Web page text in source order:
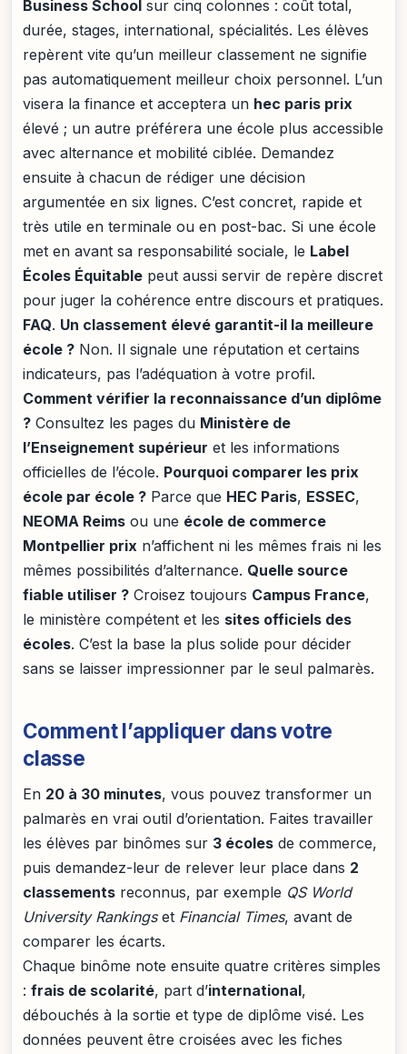
Business School sur cinq colonnes : coût total,
durée, stages, international, spécialités. Les élèves
repèrent vite qu’un meilleur classement ne signifie
pas automatiquement meilleur choix personnel. L’un
visera la finance et acceptera un hec paris prix
élevé ; un autre préférera une école plus accessible
avec alternance et mobilité ciblée. Demandez
ensuite à chacun de rédiger une décision
argumentée en six lignes. C’est concret, rapide et
très utile en terminale ou en post-bac. Si une école
met en avant sa responsabilité sociale, le Label
Écoles Équitable peut aussi servir de repère discret
pour juger la cohérence entre discours et pratiques.
FAQ. Un classement élevé garantit-il la meilleure
école ? Non. Il signale une réputation et certains
indicateurs, pas l’adéquation à votre profil.
Comment vérifier la reconnaissance d’un diplôme
? Consultez les pages du Ministère de
l’Enseignement supérieur et les informations
officielles de l’école. Pourquoi comparer les prix
école par école ? Parce que HEC Paris, ESSEC,
NEOMA Reims ou une école de commerce
Montpellier prix n’affichent ni les mêmes frais ni les
mêmes possibilités d’alternance. Quelle source
fiable utiliser ? Croisez toujours Campus France,
le ministère compétent et les sites officiels des
écoles. C’est la base la plus solide pour décider
sans se laisser impressionner par le seul palmarès.
Comment l’appliquer dans votre
classe
En 20 à 30 minutes, vous pouvez transformer un
palmarès en vrai outil d’orientation. Faites travailler
les élèves par binômes sur 3 écoles de commerce,
puis demandez-leur de relever leur place dans 2
classements reconnus, par exemple QS World
University Rankingset Financial Times, avant de
comparer les écarts.
Chaque binôme note ensuite quatre critères simples
: frais de scolarité, part d’international,
débouchés à la sortie et type de diplôme visé. Les
données peuvent être croisées avec les fiches